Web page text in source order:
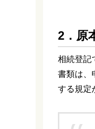
2．原
相続登記
書類は、
する規定